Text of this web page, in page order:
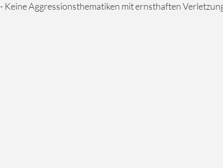
- Keine Aggressionsthematiken mit ernsthaften